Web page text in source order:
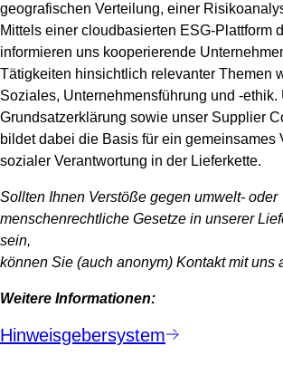
geografischen Verteilung, einer
Mittels einer cloudbasierten ESG-Plattform
informieren uns kooperierende
Tätigkeiten hinsichtlich relevanter Themen
Soziales, Unternehmensführung und -ethik.
Grundsatzerklärung sowie unser Supplier
bildet dabei die Basis für ein gemeinsames
sozialer Verantwortung in der Lieferkette.
Sollten Ihnen Verstöße gegen umwelt- oder
menschenrechtliche Gesetze in unserer
sein,
können Sie (auch anonym) Kontakt mit uns
Weitere Informationen:
Hinweisgebersystem